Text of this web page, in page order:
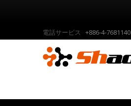
電話サービス +886-4-7681140